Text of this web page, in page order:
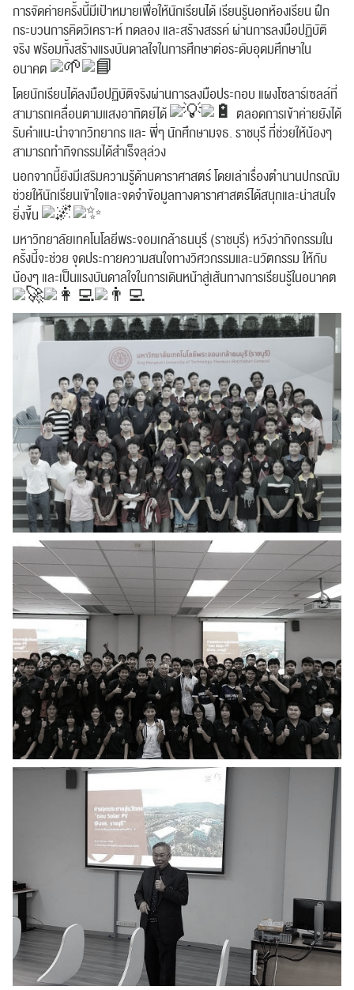
การจัดค่ายครั้งนี้มีเป้าหมายเพื่อให้นักเรียนได้ เรียนรู้นอกห้องเรียน ฝึก
กระบวนการคิดวิเคราะห์ ทดลอง และสร้างสรรค์ ผ่านการลงมือปฏิบัติ
จริง พร้อมทั้งสร้างแรงบันดาลใจในการศึกษาต่อระดับอุดมศึกษาใน
อนาคต
โดยนักเรียนได้ลงมือปฏิบัติจริงผ่านการลงมือประกอบ แผงโซลาร์เซลล์ที่
สามารถเคลื่อนตามแสงอาทิตย์ได้
ตลอดการเข้าค่ายยังได้
รับคำแนะนำจากวิทยากร และ พี่ๆ นักศึกษามจธ. ราชบุรี ที่ช่วยให้น้องๆ
สามารถทำกิจกรรมได้สำเร็จลุล่วง
นอกจากนี้ยังมีเสริมความรู้ด้านดาราศาสตร์ โดยเล่าเรื่องตำนานปกรณัม
ช่วยให้นักเรียนเข้าใจและจดจำข้อมูลทางดาราศาสตร์ได้สนุกและน่าสนใจ
ยิ่งขึ้น
มหาวิทยาลัยเทคโนโลยีพระจอมเกล้าธนบุรี (ราชบุรี) หวังว่ากิจกรรมใน
ครั้งนี้จะช่วย จุดประกายความสนใจทางวิศวกรรมและนวัตกรรม ให้กับ
น้องๆ และเป็นแรงบันดาลใจในการเดินหน้าสู่เส้นทางการเรียนรู้ในอนาคต